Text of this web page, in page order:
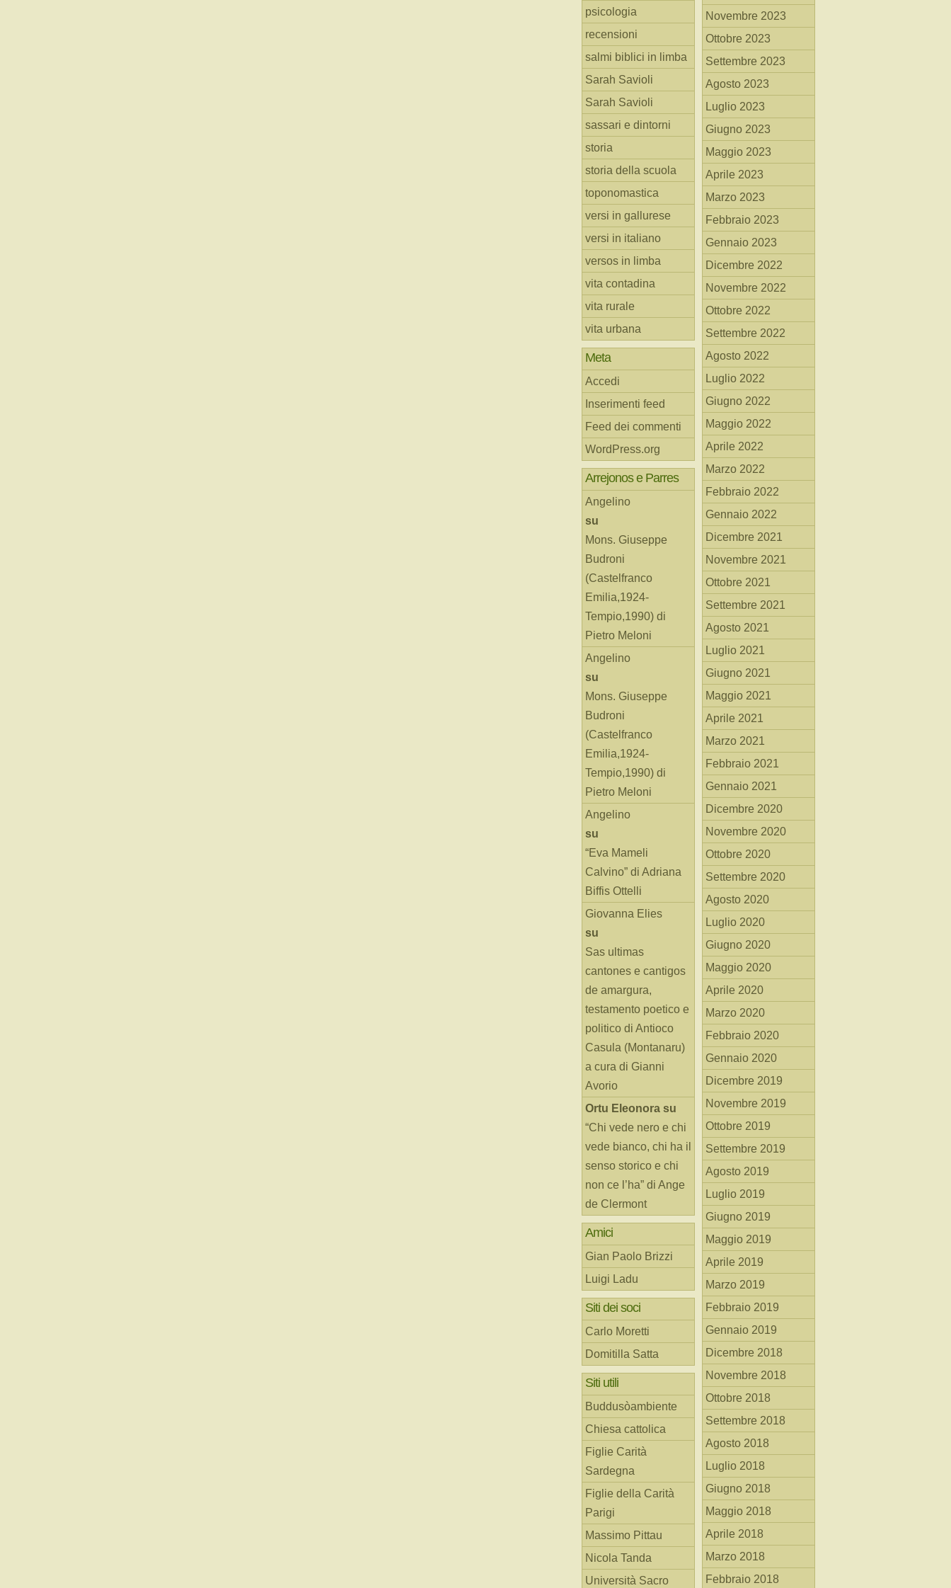
psicologia
recensioni
salmi biblici in limba
Sarah Savioli
Sarah Savioli
sassari e dintorni
storia
storia della scuola
toponomastica
versi in gallurese
versi in italiano
versos in limba
vita contadina
vita rurale
vita urbana
Meta
Accedi
Inserimenti feed
Feed dei commenti
WordPress.org
Arrejonos e Parres
Angelino
su
Mons. Giuseppe
Budroni
(Castelfranco
Emilia,1924-
Tempio,1990) di
Pietro Meloni
Angelino
su
Mons. Giuseppe
Budroni
(Castelfranco
Emilia,1924-
Tempio,1990) di
Pietro Meloni
Angelino
su
“Eva Mameli
Calvino” di Adriana
Biffis Ottelli
Giovanna Elies
su
Sas ultimas
cantones e cantigos
de amargura,
testamento poetico e
politico di Antioco
Casula (Montanaru)
a cura di Gianni
Avorio
Ortu Eleonora su
“Chi vede nero e chi
vede bianco, chi ha il
senso storico e chi
non ce l’ha” di Ange
de Clermont
Amici
Gian Paolo Brizzi
Luigi Ladu
Siti dei soci
Carlo Moretti
Domitilla Satta
Siti utili
Buddusòambiente
Chiesa cattolica
Figlie Carità
Sardegna
Figlie della Carità
Parigi
Massimo Pittau
Nicola Tanda
Università Sacro
Novembre 2023
Ottobre 2023
Settembre 2023
Agosto 2023
Luglio 2023
Giugno 2023
Maggio 2023
Aprile 2023
Marzo 2023
Febbraio 2023
Gennaio 2023
Dicembre 2022
Novembre 2022
Ottobre 2022
Settembre 2022
Agosto 2022
Luglio 2022
Giugno 2022
Maggio 2022
Aprile 2022
Marzo 2022
Febbraio 2022
Gennaio 2022
Dicembre 2021
Novembre 2021
Ottobre 2021
Settembre 2021
Agosto 2021
Luglio 2021
Giugno 2021
Maggio 2021
Aprile 2021
Marzo 2021
Febbraio 2021
Gennaio 2021
Dicembre 2020
Novembre 2020
Ottobre 2020
Settembre 2020
Agosto 2020
Luglio 2020
Giugno 2020
Maggio 2020
Aprile 2020
Marzo 2020
Febbraio 2020
Gennaio 2020
Dicembre 2019
Novembre 2019
Ottobre 2019
Settembre 2019
Agosto 2019
Luglio 2019
Giugno 2019
Maggio 2019
Aprile 2019
Marzo 2019
Febbraio 2019
Gennaio 2019
Dicembre 2018
Novembre 2018
Ottobre 2018
Settembre 2018
Agosto 2018
Luglio 2018
Giugno 2018
Maggio 2018
Aprile 2018
Marzo 2018
Febbraio 2018